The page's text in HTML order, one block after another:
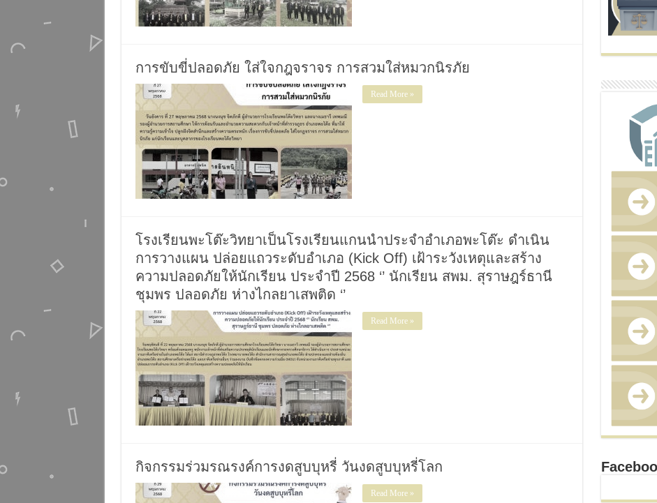
การขับขี่ปลอดภัย ใส่ใจกฎจราจร การสวมใส่หมวกนิรภัย
Read More »
โรงเรียนพะโต๊ะวิทยาเป็นโรงเรียนแกนนำประจำอำเภอพะโต๊ะ ดำเนิน
การวางแผน ปล่อยแถวระดับอำเภอ (Kick Off) เฝ้าระวังเหตุและสร้าง
ความปลอดภัยให้นักเรียน ประจำปี 2568 ‘’ นักเรียน สพม. สุราษฎร์ธานี
ชุมพร ปลอดภัย ห่างไกลยาเสพติด ‘’
Read More »
กิจกรรมร่วมรณรงค์การงดสูบบุหรี่ วันงดสูบบุหรี่โลก
Read More »